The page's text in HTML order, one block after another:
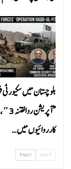
بلوچستان میں سکیورٹی
کارروائیوں میں…
NEXT